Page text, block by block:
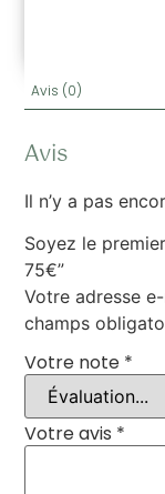
Avis (0)
Avis
Il n’y a pas
Soyez le
75€”
Votre adresse
champs
Votre note *
Votre avis *